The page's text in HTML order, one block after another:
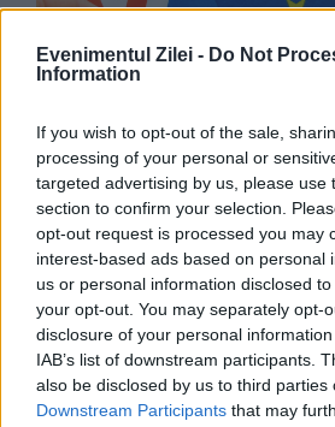
Evenimentul Zilei - Do Not
Information
If you wish to opt-out of the sale,
processing of your personal or
targeted advertising by us, please use
section to confirm your selection.
opt-out request is processed you may
interest-based ads based on personal
us or personal information disclosed
your opt-out. You may separately opt-
disclosure of your personal
IAB’s list of downstream participants.
also be disclosed by us to third parties
Downstream Participants that may
INTERNATIONAL
Efectele Brexit în medicină.
Britanie cu o formă
cerebral au pierdut accesul
european